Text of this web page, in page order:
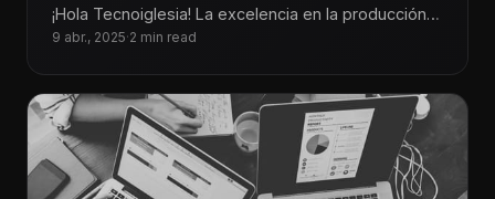
¡Hola Tecnoiglesia! La excelencia en la producción
no se trata de tener el
9 abr., 2025·2 min read